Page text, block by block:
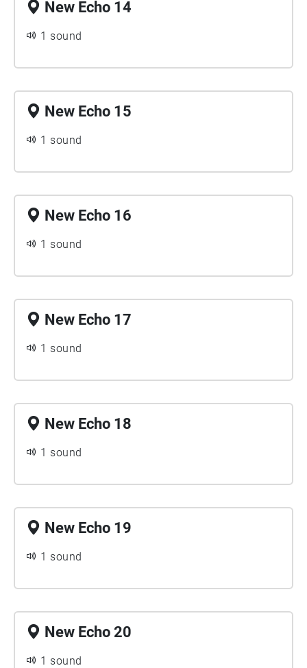
New Echo 14
1 sound
New Echo 15
1 sound
New Echo 16
1 sound
New Echo 17
1 sound
New Echo 18
1 sound
New Echo 19
1 sound
New Echo 20
1 sound